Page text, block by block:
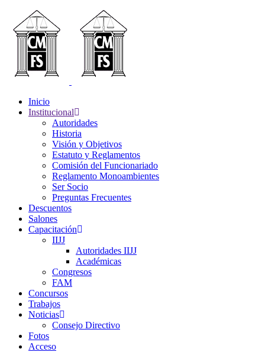
Inicio
Institucional
Autoridades
Historia
Visión y Objetivos
Estatuto y Reglamentos
Comisión del Funcionariado
Reglamento Monoambientes
Ser Socio
Preguntas Frecuentes
Descuentos
Salones
Capacitación
IIJJ
Autoridades IIJJ
Académicas
Congresos
FAM
Concursos
Trabajos
Noticias
Consejo Directivo
Fotos
Acceso